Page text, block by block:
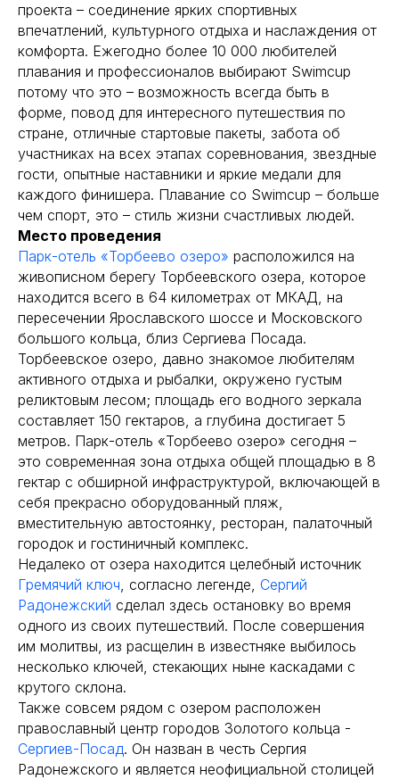
проекта – соединение ярких спортивных
впечатлений, культурного отдыха и наслаждения от
комфорта. Ежегодно более 10 000 любителей
плавания и профессионалов выбирают Swimcup
потому что это – возможность всегда быть в
форме, повод для интересного путешествия по
стране, отличные стартовые пакеты, забота об
участниках на всех этапах соревнования, звездные
гости, опытные наставники и яркие медали для
каждого финишера. Плавание со Swimcup – больше
чем спорт, это – стиль жизни счастливых людей.
Место проведения
Парк-отель «Торбеево озеро» расположился на
живописном берегу Торбеевского озера, которое
находится всего в 64 километрах от МКАД, на
пересечении Ярославского шоссе и Московского
большого кольца, близ Сергиева Посада.
Торбеевское озеро, давно знакомое любителям
активного отдыха и рыбалки, окружено густым
реликтовым лесом; площадь его водного зеркала
составляет 150 гектаров, а глубина достигает 5
метров. Парк-отель «Торбеево озеро» сегодня –
это современная зона отдыха общей площадью в 8
гектар с обширной инфраструктурой, включающей в
себя прекрасно оборудованный пляж,
вместительную автостоянку, ресторан, палаточный
городок и гостиничный комплекс.
Недалеко от озера находится целебный источник
Гремячий ключ, согласно легенде, Сергий
Радонежский сделал здесь остановку во время
одного из своих путешествий. После совершения
им молитвы, из расщелин в известняке выбилось
несколько ключей, стекающих ныне каскадами с
крутого склона.
Также совсем рядом с озером расположен
православный центр городов Золотого кольца -
Сергиев-Посад. Он назван в честь Сергия
Радонежского и является неофициальной столицей